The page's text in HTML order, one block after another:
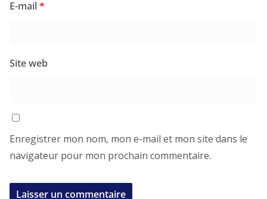
E-mail*
Site web
Enregistrer mon nom, mon e-mail et mon site dans le
navigateur pour mon prochain commentaire.